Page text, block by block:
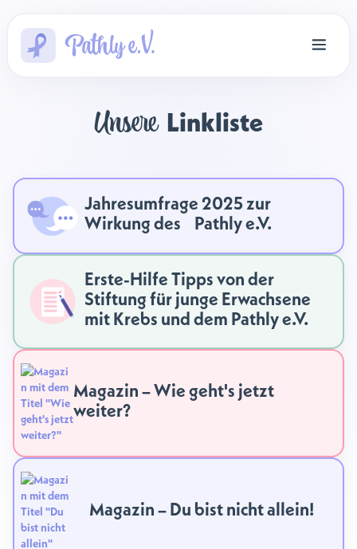
Unsere Linkliste
Jahresumfrage 2025 zur
Wirkung des Pathly e.V.
Erste-Hilfe Tipps von der
Stiftung für junge Erwachsene
mit Krebs und dem Pathly e.V.
Magazin – Wie geht's jetzt
weiter?
Magazin – Du bist nicht allein!